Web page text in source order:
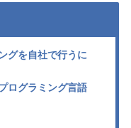
グを自社で行うに
ログラミング言語